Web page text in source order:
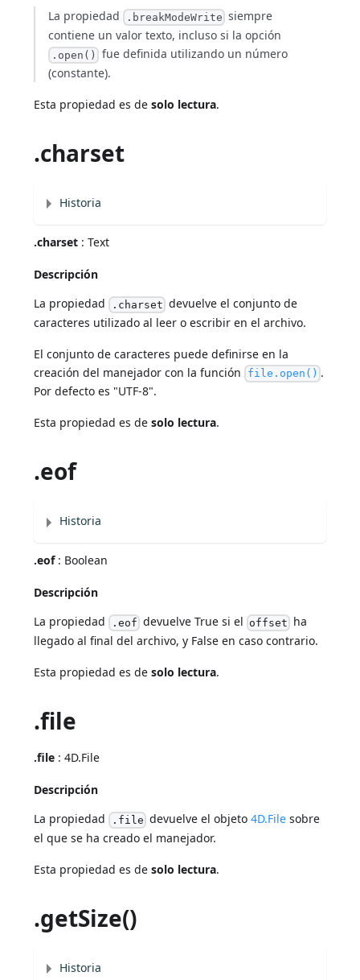
La propiedad .breakModeWrite siempre
contiene un valor texto, incluso si la opción
.open() fue definida utilizando un número
(constante).
Esta propiedad es desolo lectura.
.charset
Historia
.charset : Text
Descripción
La propiedad .charset devuelve el conjunto de
caracteres utilizado al leer o escribir en el archivo.
El conjunto de caracteres puede definirse en la
creación del manejador con la función file.open() .
Por defecto es "UTF-8".
Esta propiedad es desolo lectura.
.eof
Historia
.eof: Boolean
Descripción
La propiedad .eof devuelve True si el offset ha
llegado al final del archivo, y False en caso contrario.
Esta propiedad es desolo lectura.
.file
.file : 4D.File
Descripción
La propiedad .file devuelve el objeto 4D.Filesobre
el que se ha creado el manejador.
Esta propiedad es desolo lectura.
.getSize()
Historia